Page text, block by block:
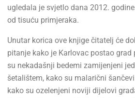
ugledala je svjetlo dana 2012.
od tisuću primjeraka.
Unutar korica ove knjige čitatelj će
pitanje kako je Karlovac postao grad
su nekadašnji bedemi zamijenjeni
šetalištem, kako su malarični
kako su ozelenjeni noviji dijelovi